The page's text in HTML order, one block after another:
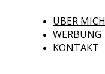
ÜBER MICH
WERBUNG
KONTAKT